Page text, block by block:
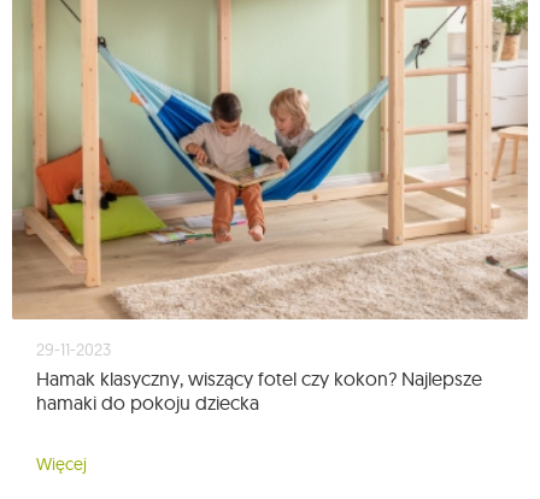
29-11-2023
Hamak klasyczny, wiszący fotel czy kokon? Najlepsze
hamaki do pokoju dziecka
Więcej